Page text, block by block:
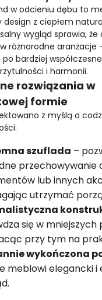
blatu
w odcieniu dębu to
design z ciepłem
wygląd sprawia, że
różnorodne aranżacje
bardziej
i harmonii.
rozwiązania w
formie
z myślą o
szuflada –
przechowywanie
lub innych
utrzymać
się w mniejszych
przy tym na
wykończona
meblowi elegancki